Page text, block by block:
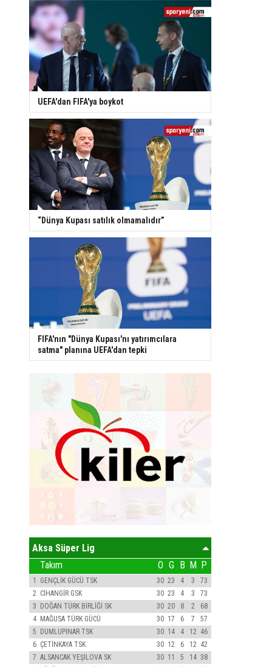
UEFA'dan FIFA'ya boykot
“Dünya Kupası satılık olmamalıdır”
FIFA'nın "Dünya Kupası'nı yatırımcılara
satma" planına UEFA'dan tepki
Aksa Süper Lig
Takım O G B M P
1 GENÇLİK GÜCÜ TSK 30 23 4 3
73
2 CİHANGİR GSK 30 23 4 3
73
3 DOĞAN TÜRK BİRLİĞİ SK 30 20 8 2
68
4 MAĞUSA TÜRK GÜCÜ 30 17 6 7
57
5 DUMLUPINAR TSK 30 14 4 12 46
6 ÇETİNKAYA TSK 30 12 6 12 42
7 ALSANCAK YEŞİLOVA SK 30 11 5 14 38